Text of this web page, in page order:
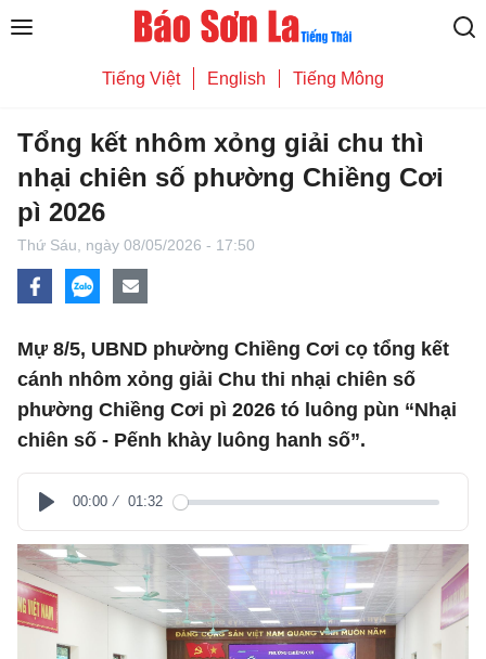
Tiếng Việt English Tiếng Mông
Tổng kết nhôm xỏng giải chu thì
nhại chiên số phường Chiềng Cơi
pì 2026
Thứ Sáu, ngày 08/05/2026 - 17:50
Mự 8/5, UBND phường Chiềng Cơi cọ tổng kết
cánh nhôm xỏng giải Chu thi nhại chiên số
phường Chiềng Cơi pì 2026 tó luông pùn “Nhại
chiên số - Pếnh khày luông hanh số”.
Play
00:00 01:32